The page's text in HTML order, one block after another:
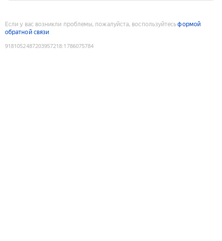
Если у вас возникли проблемы, пожалуйста, воспользуйтесьформой
обратной связи
9181052487203957218:1786075784